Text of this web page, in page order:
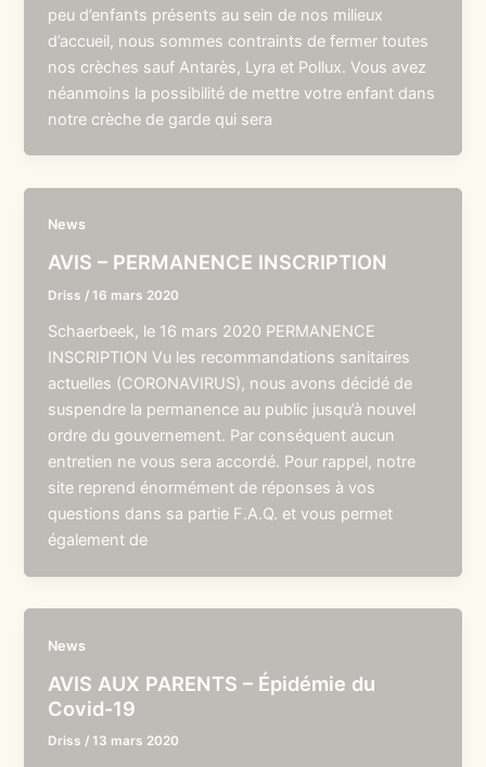
peu d’enfants présents au sein de nos milieux
d’accueil, nous sommes contraints de fermer toutes
nos crèches sauf Antarès, Lyra et Pollux. Vous avez
néanmoins la possibilité de mettre votre enfant dans
notre crèche de garde qui sera
News
AVIS – PERMANENCE INSCRIPTION
Driss /16 mars 2020
Schaerbeek, le 16 mars 2020 PERMANENCE
INSCRIPTION Vu les recommandations sanitaires
actuelles (CORONAVIRUS), nous avons décidé de
suspendre la permanence au public jusqu’à nouvel
ordre du gouvernement. Par conséquent aucun
entretien ne vous sera accordé. Pour rappel, notre
site reprend énormément de réponses à vos
questions dans sa partie F.A.Q. et vous permet
également de
News
AVIS AUX PARENTS – Épidémie du
Covid-19
Driss /13 mars 2020